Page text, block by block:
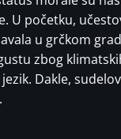
U početku,
u grčkom
zbog
Dakle,